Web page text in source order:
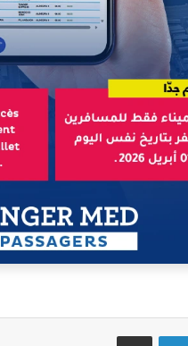
لينكدإن مشاركة عبر البريد